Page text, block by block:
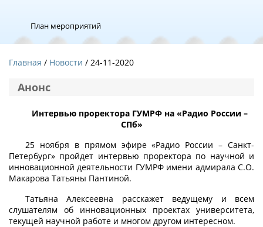
План мероприятий
Главная Новости / 24-11-2020
Анонс
Интервью проректора ГУМРФ на «Радио России –
СПб»
25 ноября в прямом эфире «Радио России – Санкт-
Петербург» пройдет интервью проректора по научной и
инновационной деятельности ГУМРФ имени адмирала С.О.
Макарова Татьяны Пантиной.
Татьяна Алексеевна расскажет ведущему и всем
слушателям об инновационных проектах университета,
текущей научной работе и многом другом интересном.